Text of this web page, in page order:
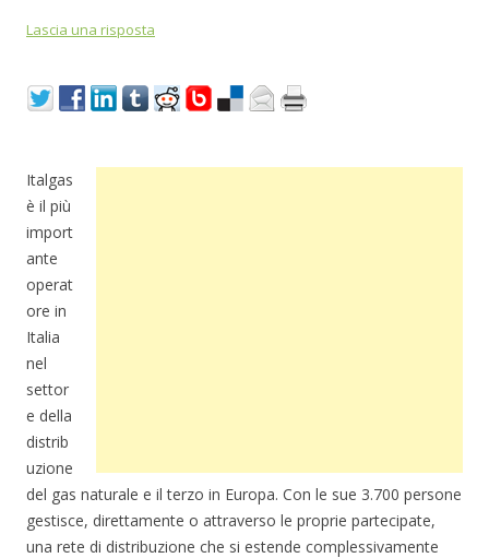
Lascia una risposta
Italgas
è il più
import
ante
operat
ore in
Italia
nel
settor
e della
distrib
uzione
del gas naturale e il terzo in Europa. Con le sue 3.700 persone
gestisce, direttamente o attraverso le proprie partecipate,
una rete di distribuzione che si estende complessivamente